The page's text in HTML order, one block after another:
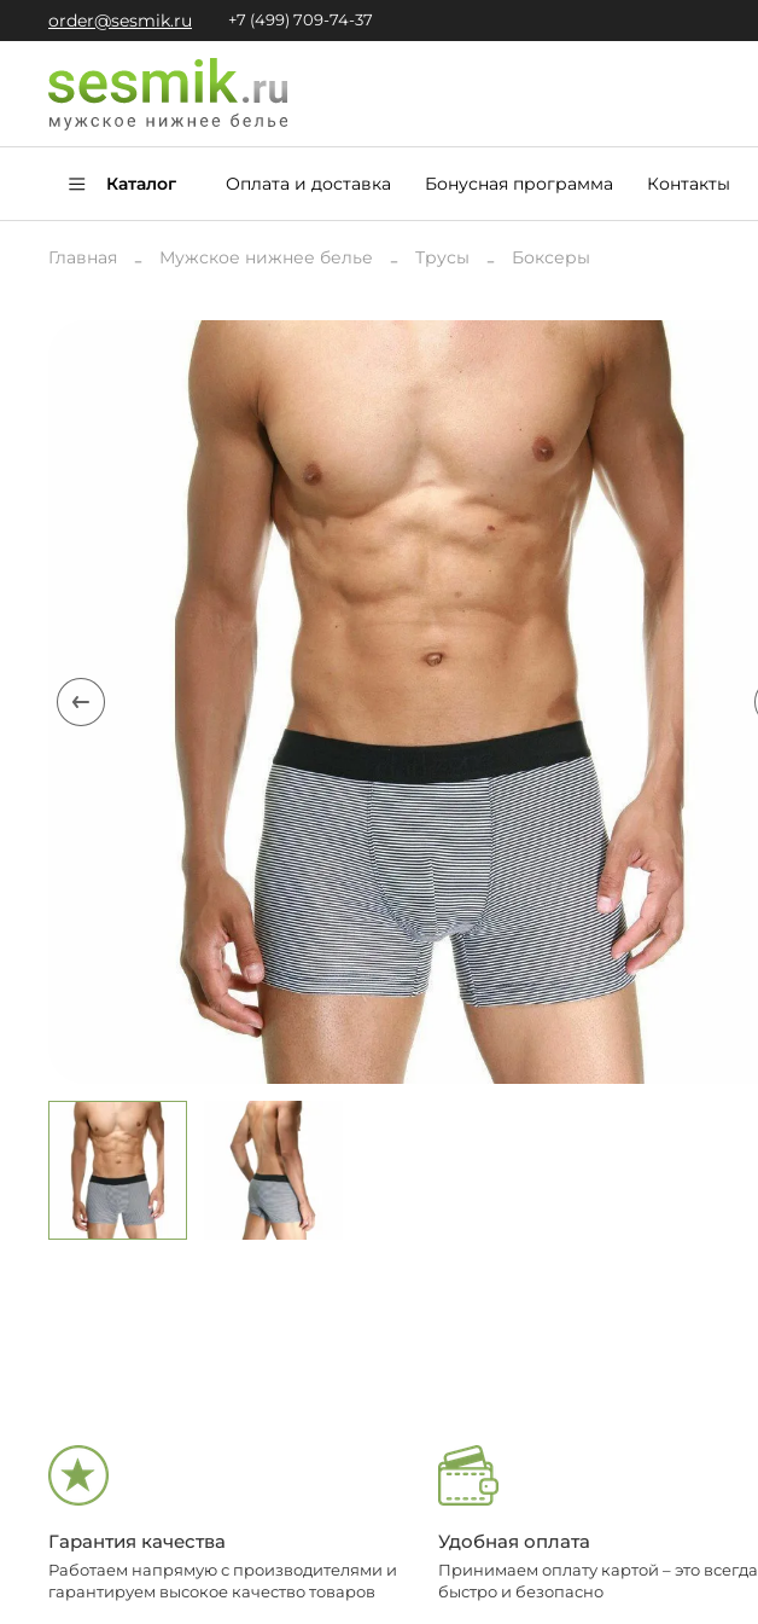
order@sesmik.ru +7 (499) 709-74-37
Каталог Оплата и доставка Бонусная программа Контакты
Главная Мужское нижнее белье Трусы Боксеры
Гарантия качества
Работаем напрямую с производителями и
гарантируем высокое качество товаров
Удобная оплата
Принимаем оплату картой – это всегда
быстро и безопасно